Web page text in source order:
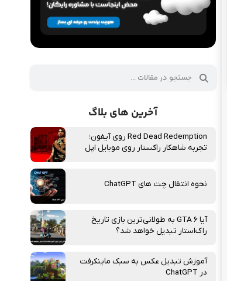
آخرین های بلاگ
Red Dead Redemption روی آیفون؛
تجربه شاهکار راکستار روی موبایل اپل
نحوه انتقال چت‌ های ChatGPT
آیا GTA 6 به طولانی‌ترین بازی تاریخ
راک‌استار تبدیل خواهد شد؟
آموزش تبدیل عکس به سبک ماینکرفت
در ChatGPT